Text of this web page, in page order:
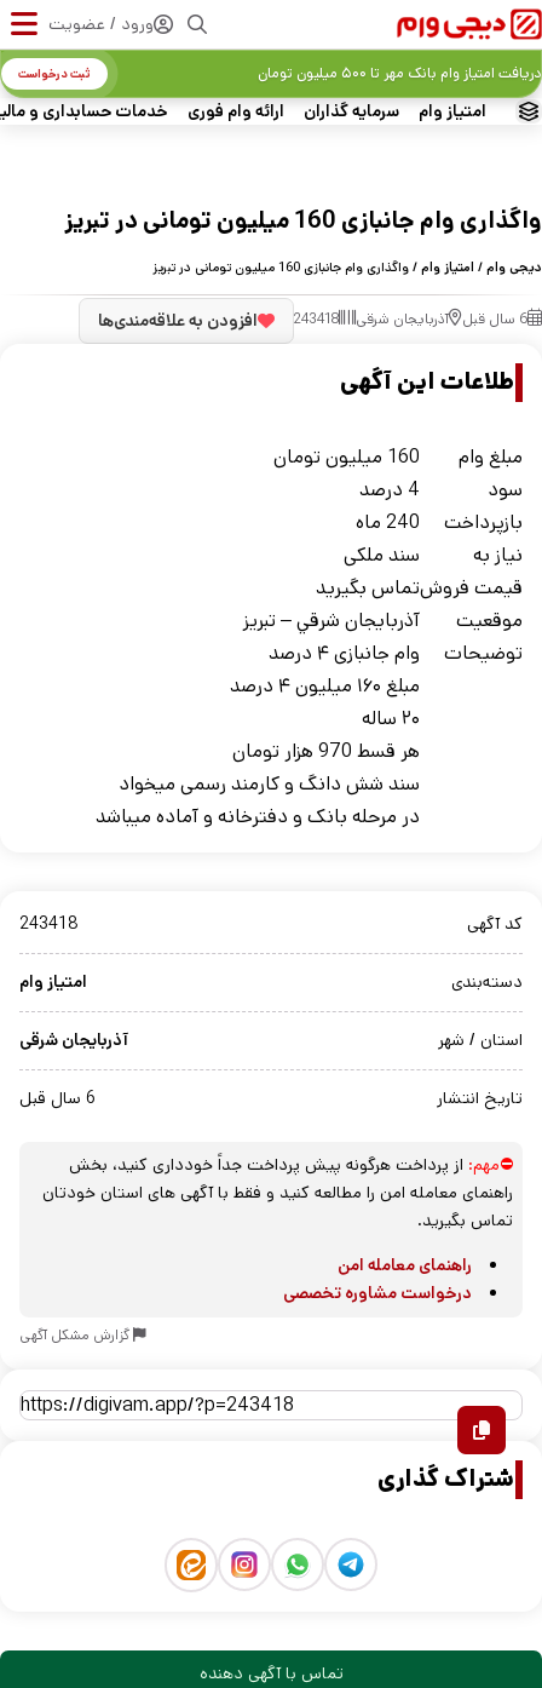
ورود / عضویت
امتیاز وام سرمایه گذاران ارائه وام فوری خدمات حسابداری و
دریافت امتیاز وام بانک مهر تا ۵۰۰ میلیون تومان ثبت درخواست
واگذاری وام جانبازی 160 میلیون تومانی در تبریز
دیجی وام/ امتیاز وام/ واگذاری وام جانبازی 160 میلیون تومانی در تبریز
6 سال قبل آذربایجان شرقی 243418 افزودن به علاقه‌مندی‌ها
اطلاعات این آگهی
مبلغ وام
160 میلیون تومان
سود
4 درصد
بازپرداخت
240 ماه
نیاز به
سند ملکی
قیمت فروشتماس بگیرید
موقعیت
آذربايجان شرقي – تبريز
توضیحات
وام جانبازی ۴ درصد
مبلغ ۱۶۰ میلیون ۴ درصد
۲۰ ساله
هر قسط 970 هزار تومان
سند شش دانگ و کارمند رسمی میخواد
در مرحله بانک و دفترخانه و آماده میباشد
کد آگهی 243418
دسته‌بندی امتیاز وام
استان / شهر آذربایجان شرقی
تاریخ انتشار 6 سال قبل
⛔مهم: از پرداخت هرگونه پیش پرداخت جداً خودداری کنید، بخش
راهنمای معامله امن را مطالعه کنید و فقط با آگهی های استان خودتان
تماس بگیرید.
راهنمای معامله امن
درخواست مشاوره تخصصی
گزارش مشکل آگهی
اشتراک گذاری
تماس با آگهی دهنده